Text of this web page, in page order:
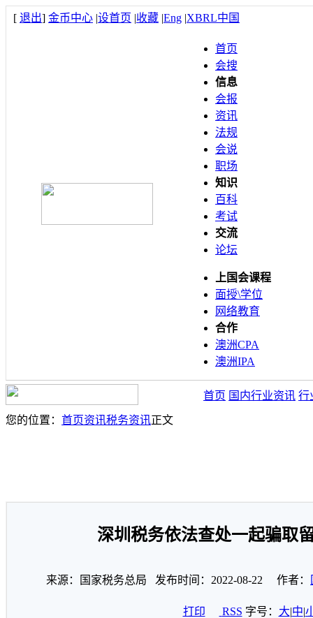
[ 退出] 金币中心 |设首页 |收藏 |Eng |XBRL中国
首页
会搜
信息
会报
资讯
法规
会说
职场
知识
百科
考试
交流
论坛
上国会课程
面授\学位
网络教育
合作
澳洲CPA
澳洲IPA
首页 国内行业资讯 行
您的位置： 首页资讯税务资讯正文
深圳税务依法查处一起骗取
来源：国家税务总局 发布时间：2022-08-22 作者：
打印 RSS 字号： 大|中|